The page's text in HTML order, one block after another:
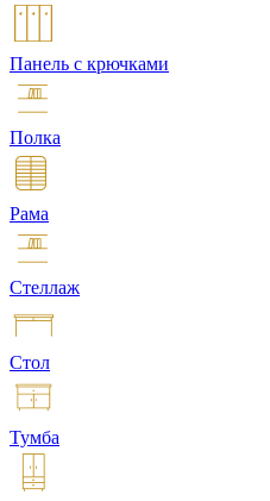
Панель с крючками
Полка
Рама
Стеллаж
Стол
Тумба